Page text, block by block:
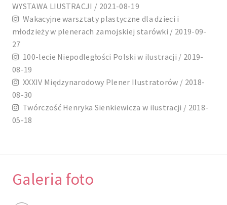
WYSTAWA LIUSTRACJI / 2021-08-19
Wakacyjne warsztaty plastyczne dla dzieci i
młodzieży w plenerach zamojskiej starówki / 2019-09-
27
100-lecie Niepodległości Polski w ilustracji / 2019-
08-19
XXXIV Międzynarodowy Plener Ilustratorów / 2018-
08-30
Twórczość Henryka Sienkiewicza w ilustracji / 2018-
05-18
Galeria foto